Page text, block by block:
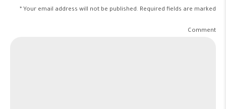
Your email address will not be published. Required fields are marked *
Comment